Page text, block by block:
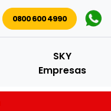
0800 600 4990
SKY
Empresas